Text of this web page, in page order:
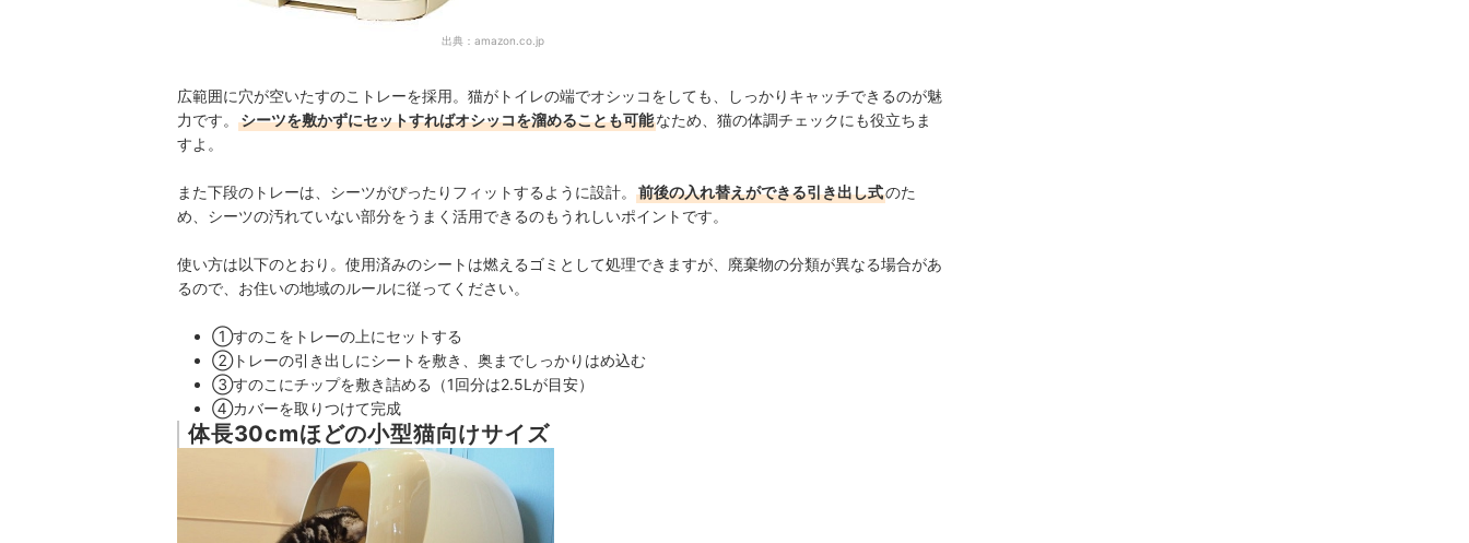
出典： amazon.co.jp
広範囲に穴が空いたすのこトレーを採用。猫がトイレの端でオシッコをしても、しっかりキャッチできるのが魅
力です。
シーツを敷かずにセットすればオシッコを溜めることも可能なため、猫の体調チェックにも役立ちま
すよ。
また下段のトレーは、シーツがぴったりフィットするように設計。 前後の入れ替えができる引き出し式のた
め、シーツの汚れていない部分をうまく活用できるのもうれしいポイントです。
使い方は以下のとおり。使用済みのシートは燃えるゴミとして処理できますが、廃棄物の分類が異なる場合があ
るので、お住いの地域のルールに従ってください。
①すのこをトレーの上にセットする
②トレーの引き出しにシートを敷き、奥までしっかりはめ込む
③すのこにチップを敷き詰める（1回分は2.5Lが目安）
④カバーを取りつけて完成
体長30cmほどの小型猫向けサイズ